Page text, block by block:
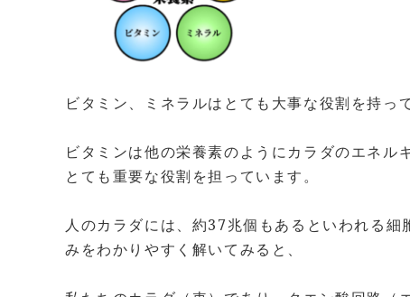
ビタミン、ミネラルはとても大事な役割を持っ
ビタミンは他の栄養素のようにカラダのエネ
とても重要な役割を担っています。
人のカラダには、約37兆個もあるといわれる
みをわかりやすく解いてみると、